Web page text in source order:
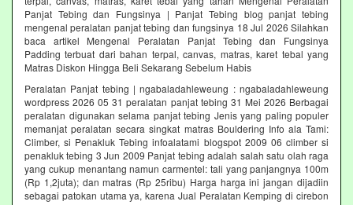
Panjat Tebing dan Fungsinya | Panjat Tebing blog panjat tebing
mengenal peralatan panjat tebing dan fungsinya 18 Jul 2026 Silahkan
baca artikel Mengenal Peralatan Panjat Tebing dan Fungsinya
Padding terbuat dari bahan terpal, canvas, matras, karet tebal yang
Matras Diskon Hingga Beli Sekarang Sebelum Habis‎
Peralatan Panjat tebing | ngabaladahleweung : ngabaladahleweung
wordpress 2026 05 31 peralatan panjat tebing 31 Mei 2026 Berbagai
peralatan digunakan selama panjat tebing Jenis yang paling populer
memanjat peralatan secara singkat matras Bouldering Info ala Tami:
Climber, si Penakluk Tebing infoalatami blogspot 2009 06 climber si
penakluk tebing 3 Jun 2009 Panjat tebing adalah salah satu olah raga
yang cukup menantang namun carmentel: tali yang panjangnya 100m
(Rp 1,2juta); dan matras (Rp 25ribu) Harga harga ini jangan dijadiin
sebagai patokan utama ya, karena Jual Peralatan Kemping di cirebon